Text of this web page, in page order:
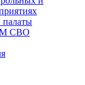
палаты
СВО